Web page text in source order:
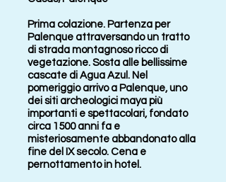
Prima colazione. Partenza per
Palenque attraversando un tratto
di strada montagnoso ricco di
vegetazione. Sosta alle bellissime
cascate di Agua Azul. Nel
pomeriggio arrivo a Palenque, uno
dei siti archeologici maya più
importanti e spettacolari, fondato
circa 1500 anni fa e
misteriosamente abbandonato alla
fine del IX secolo. Cena e
pernottamento in hotel.